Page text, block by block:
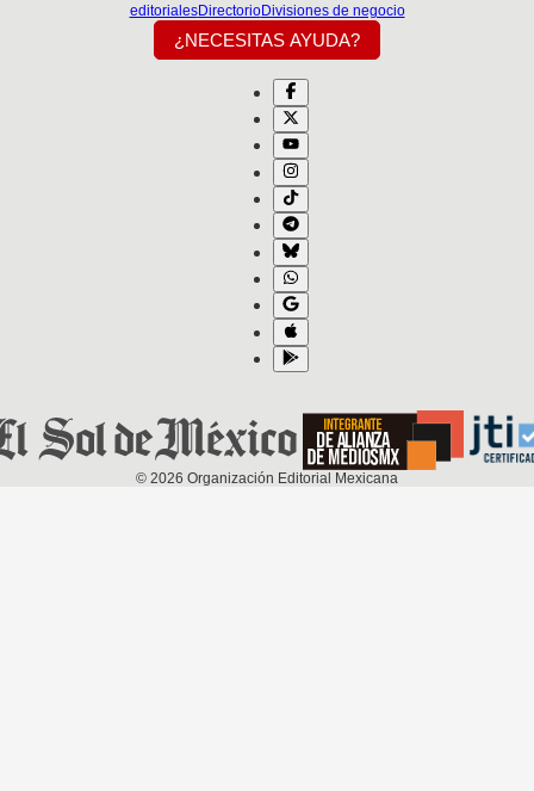
editorialesDirectorioDivisiones de negocio
¿NECESITAS AYUDA?
© 2026 Organización Editorial Mexicana